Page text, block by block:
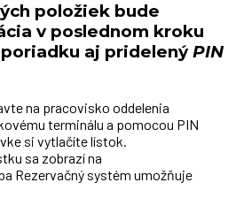
položiek bude
v poslednom kroku
aj pridelenýPIN
na pracovisko oddelenia
terminálu a pomocou PIN
si vytlačíte lístok.
sa zobrazí na
Rezervačný systém umožňuje